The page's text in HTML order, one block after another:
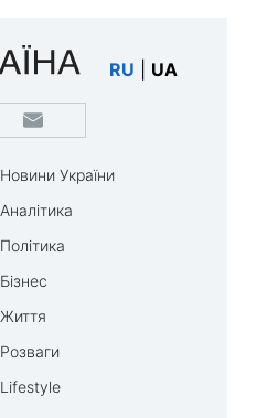
RU UA
Новини України
Аналітика
Політика
Бізнес
Життя
Розваги
Lifestyle